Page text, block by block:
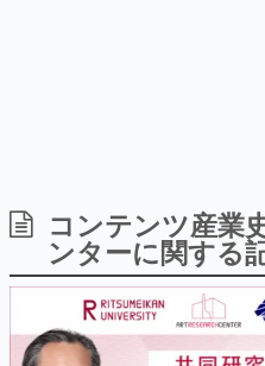
日本のモバイルゲ
ルを網羅するほか、
解説を掲載。約20年
若ゲのいたり〜
『うつヌケ』『ペン
一先生によるゲーム
コンテンツ産業
ンターに関する